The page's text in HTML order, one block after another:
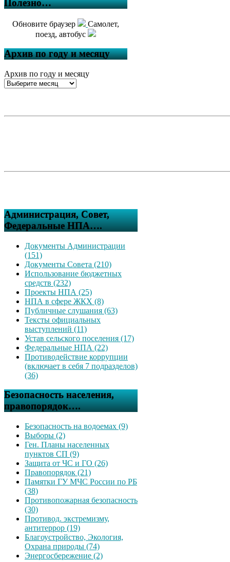
Полезно…
Обновите браузер
Самолет,
поезд, автобус
Архив по году и месяцу
Архив по году и месяцу
Администрация, Совет,
Федеральные НПА….
Документы Администрации
(151)
Документы Совета (210)
Использование бюджетных
средств (232)
Проекты НПА (25)
НПА в сфере ЖКХ (8)
Публичные слушания (63)
Тексты официальных
выступлений (11)
Устав сельского поселения (17)
Федеральные НПА (22)
Противодействие коррупции
(включает в себя 7 подразделов)
(36)
Безопасность населения,
правопорядок….
Безопасность на водоемах (9)
Выборы (2)
Ген. Планы населенных
пунктов СП (9)
Защита от ЧС и ГО (26)
Правопорядок (21)
Памятки ГУ МЧС России по РБ
(38)
Противопожарная безопасность
(30)
Противод. экстремизму,
антитеррор (19)
Благоустройство, Экология,
Охрана природы (74)
Энергосбережение (2)